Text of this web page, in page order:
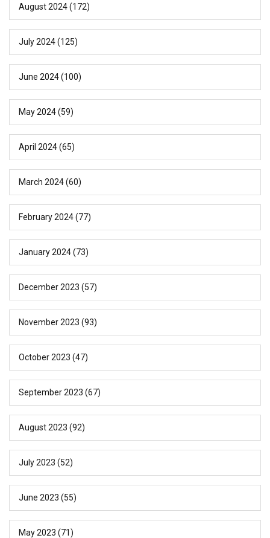
August 2024(172)
July 2024(125)
June 2024(100)
May 2024(59)
April 2024(65)
March 2024(60)
February 2024(77)
January 2024(73)
December 2023 (57)
November 2023 (93)
October 2023 (47)
September 2023 (67)
August 2023 (92)
July 2023 (52)
June 2023 (55)
May 2023 (71)